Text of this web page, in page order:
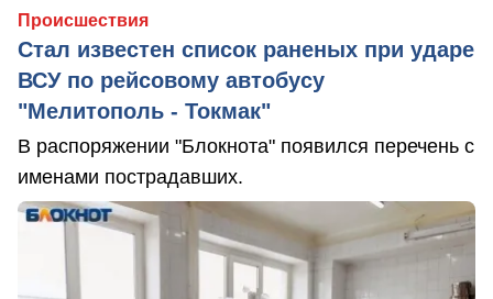
Происшествия
Стал известен список раненых при ударе
ВСУ по рейсовому автобусу
"Мелитополь - Токмак"
В распоряжении "Блокнота" появился перечень с
именами пострадавших.